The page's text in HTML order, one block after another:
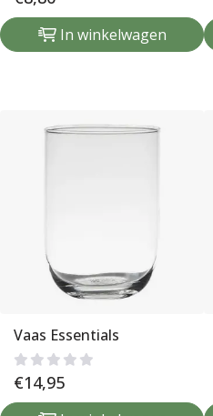
In winkelwagen
Vaas Essentials
€14,95